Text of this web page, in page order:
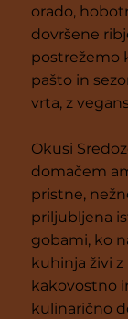
orado,
dovršene
postrežemo
pašto in
vrta, z
Okusi
domačem
pristne,
priljubljena
gobami, ko
kuhinja živi z
kakovostno
kulinarično